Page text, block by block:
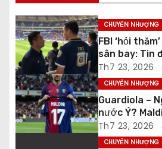
n
g
b
à
i
v
CHUYỂN NHƯỢNG
FBI ‘hỏi
sân bay: Tin
Th7 23, 2026
CHUYỂN NHƯỢNG
Guardiola –
nước Ý?
Th7 23, 2026
CHUYỂN NHƯỢNG